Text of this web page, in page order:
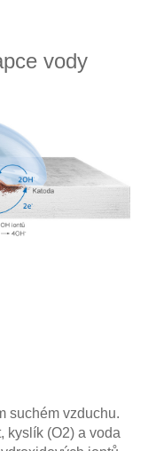
vody
suchém vzduchu.
kyslík (O2) a voda